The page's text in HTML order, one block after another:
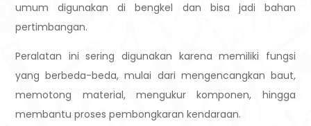
umum digunakan di bengkel dan bisa jadi bahan
pertimbangan.
Peralatan ini sering digunakan karena memiliki fungsi
yang berbeda-beda, mulai dari mengencangkan baut,
memotong material, mengukur komponen, hingga
membantu proses pembongkaran kendaraan.